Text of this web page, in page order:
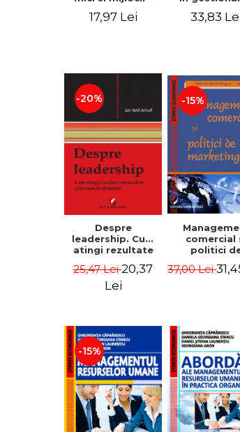
Elena David,
Mihaela-Mirela
17,97 Lei
eficienta
activitatii
Dogaru,
Valentina
33,83
-20%
Despre
leadership. Cum
atingi rezultate
oameni obisnuiti
25,47 Lei20,37
Lei
-15%
comercial
politici
37,00 Lei
-15%